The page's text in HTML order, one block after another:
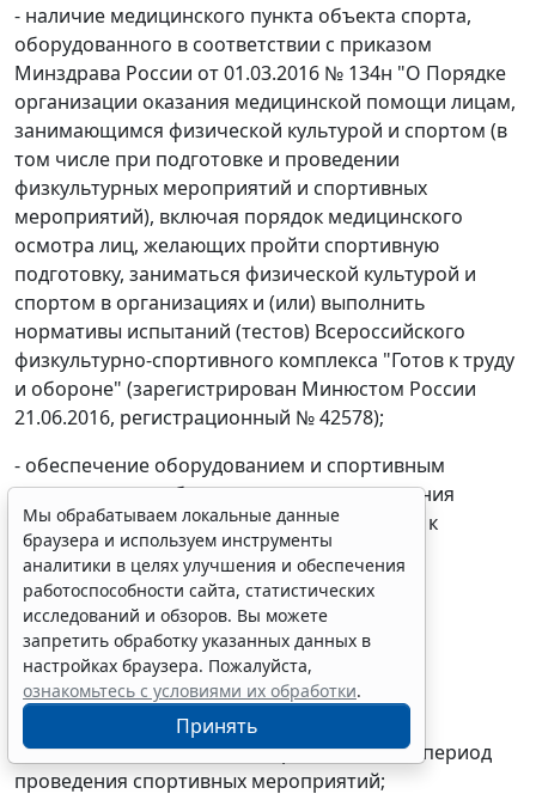
- наличие медицинского пункта объекта спорта,
оборудованного в соответствии с приказом
Минздрава России от 01.03.2016 № 134н "О Порядке
организации оказания медицинской помощи лицам,
занимающимся физической культурой и спортом (в
том числе при подготовке и проведении
физкультурных мероприятий и спортивных
мероприятий), включая порядок медицинского
осмотра лиц, желающих пройти спортивную
подготовку, заниматься физической культурой и
спортом в организациях и (или) выполнить
нормативы испытаний (тестов) Всероссийского
физкультурно-спортивного комплекса "Готов к труду
и обороне" (зарегистрирован Минюстом России
21.06.2016, регистрационный № 42578);
- обеспечение оборудованием и спортивным
инвентарем, необходимыми для прохождения
спортивной подготовки (Приложение № 11
к
настоящему ФССП);
- обеспечение спортивной экипировкой
Приложение № 12к настоящему ФССП);
- обеспечение проезда к месту проведения
спортивных мероприятий и обратно;
- обеспечение питанием и проживанием в период
проведения спортивных мероприятий;
Мы обрабатываем локальные данные
браузера и используем инструменты
аналитики в целях улучшения и обеспечения
работоспособности сайта, статистических
исследований и обзоров. Вы можете
запретить обработку указанных данных в
настройках браузера. Пожалуйста,
ознакомьтесь с условиями их обработки.
Принять